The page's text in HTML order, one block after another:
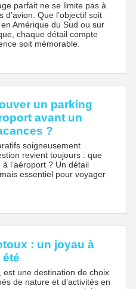
parfait ne se limite pas à
d’avion. Que l’objectif soit
Amérique du Sud ou sur
chaque détail compte
soit mémorable.
un parking
avant un
?
soigneusement
revient toujours : que
l’aéroport ? Un détail
essentiel pour voyager
: un joyau à
est une destination de choix
de nature et d’activités en